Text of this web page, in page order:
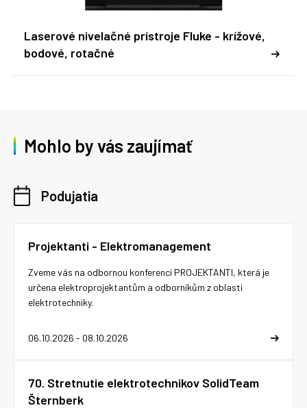
Laserové nivelačné prístroje Fluke - krížové,
bodové, rotačné
Mohlo by vás zaujímať
Podujatia
Projektanti - Elektromanagement
06.10.2026 - 08.10.2026
Zveme vás na odbornou konferenci PROJEKTANTI, která je
určena elektroprojektantům a odborníkům z oblasti
elektrotechniky.
70. Stretnutie elektrotechnikov SolidTeam
Šternberk